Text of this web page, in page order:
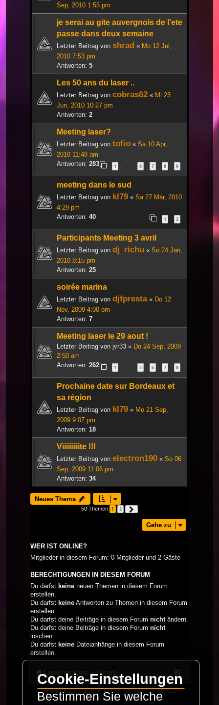
Sep, 2010 1:55 pm
je serai au gite auvergnois de l'ete
passe dans deux semaine
Letzter Beitrag von shrad « Mo 12 Jul,
2010 7:53 pm
Antworten: 5
Les 50 ans du laser ..
Letzter Beitrag von cobras62 « Mi 23
Jun, 2010 10:27 pm
Antworten: 2
Meeting laser?
Letzter Beitrag von tofio « Sa 10 Apr,
2010 11:48 am
Antworten: 283 1 … 6 7 8 9
meeting dans le sud
Letzter Beitrag von kl79 « Sa 27 Mär, 2010
4:29 pm
Antworten: 40 1 2
Participants Meeting 3 avril
Letzter Beitrag von dj_richu « So 24 Jan,
2010 8:15 pm
Antworten: 25
soirée marina
Letzter Beitrag von djfpresta« Do 12
Nov, 2009 4:00 pm
Antworten: 7
Meeting laser le 29 aout !
Letzter Beitrag von jvr33 « Do 24 Sep, 2009
2:50 am
Antworten: 262 1 … 5 6 7 8
Prochaine date sur Bordeaux et
sa région
Letzter Beitrag von kl79 « Mo 21 Sep,
2009 9:07 pm
Antworten: 18
Viiiiiiiiite !!!
Letzter Beitrag von electron190 « So 06
Sep, 2009 11:06 pm
Antworten: 34
Neues Thema
50 Themen 1 2
Gehe zu
WER IST ONLINE?
Mitglieder in diesem Forum: 0 Mitglieder und 2 Gäste
BERECHTIGUNGEN IN DIESEM FORUM
Du darfst keine neuen Themen in diesem Forum
erstellen.
Du darfst keine Antworten zu Themen in diesem Forum
erstellen.
Du darfst deine Beiträge in diesem Forum nichtändern.
Du darfst deine Beiträge in diesem Forum nicht
löschen.
Du darfst keine Dateianhänge in diesem Forum
erstellen.
LaserFreak.net Forum
Powered byphpBB® Forum Software © phpBB
Limited
Cookie-Einstellungen
Bestimmen Sie welche